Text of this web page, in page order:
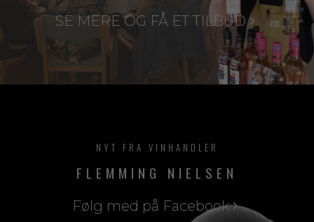
SE MERE OG FÅ ET TILBUD
NYT FRA VINHANDLER
FLEMMING NIELSEN
Følg med på Facebook